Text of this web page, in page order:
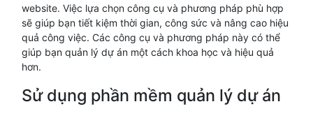
website. Việc lựa chọn công cụ và phương pháp phù hợp
sẽ giúp bạn tiết kiệm thời gian, công sức và nâng cao hiệu
quả công việc. Các công cụ và phương pháp này có thể
giúp bạn quản lý dự án một cách khoa học và hiệu quả
hơn.
Sử dụng phần mềm quản lý dự án